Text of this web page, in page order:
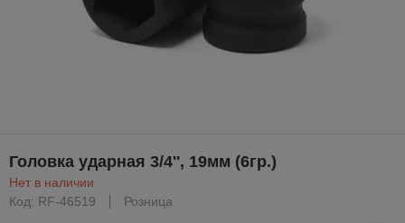
Головка ударная 3/4'', 19мм (6гр.)
Нет в наличии
Код: RF-46519
Розница